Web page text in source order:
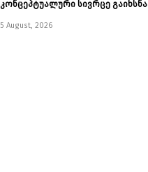
კონცეპტუალური სივრცე გაიხსნა ￼
5 August, 2026